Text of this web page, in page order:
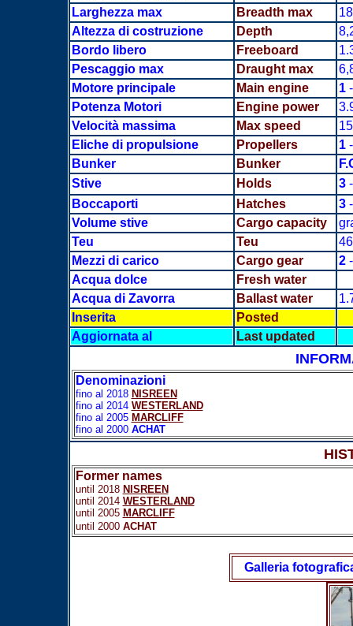
Larghezza max
Breadth max
Altezza di costruzione
Depth
Bordo libero
Freeboard
Pescaggio max
Draught max
Motore principale
Main engine 1-
Potenza Motori
Engine power
Velocità massima
Max speed
Eliche di propulsione
Propellers 1-
Bunker
Bunker
Stive
Holds 3-
Boccaporti
Hatches 3-
Volume stive
Cargo capacity
Teu
Teu
Mezzi di carico
Cargo gear 2-
Acqua dolce
Fresh water
Acqua di Zavorra
Ballast water
Inserita
Posted
Aggiornata al
Last updated
Denominazioni
fino al 2018 NISREEN
fino al 2014 WESTERLAND
fino al 2005 MARCLIFF
fino al 2000ACHAT
Former names
until 2018 NISREEN
until 2014 WESTERLAND
until 2005 MARCLIFF
until 2000ACHAT
Galleria